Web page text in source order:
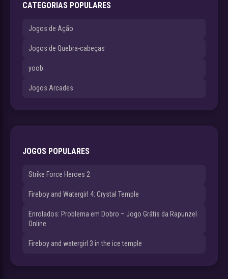
CATEGORIAS POPULARES
Jogos de Ação
Jogos de Quebra-cabeças
yoob
Jogos Arcades
JOGOS POPULARES
Strike Force Heroes 2
Fireboy and Watergirl 4: Crystal Temple
Enrolados: Problema em Dobro – Jogo Grátis da Rapunzel
Online
Fireboy and watergirl 3 in the ice temple